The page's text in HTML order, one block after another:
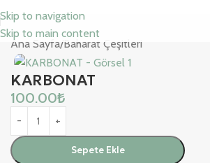
Skip to navigation
Skip to main content
Ana Sayfa/Baharat Çeşitleri
KARBONAT
100.00₺
Sepete Ekle